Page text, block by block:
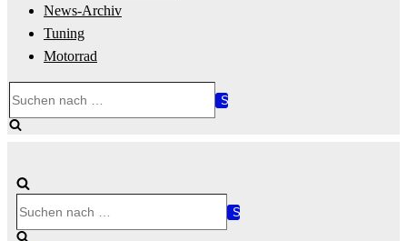
News-Archiv
Tuning
Motorrad
nach …
nach …